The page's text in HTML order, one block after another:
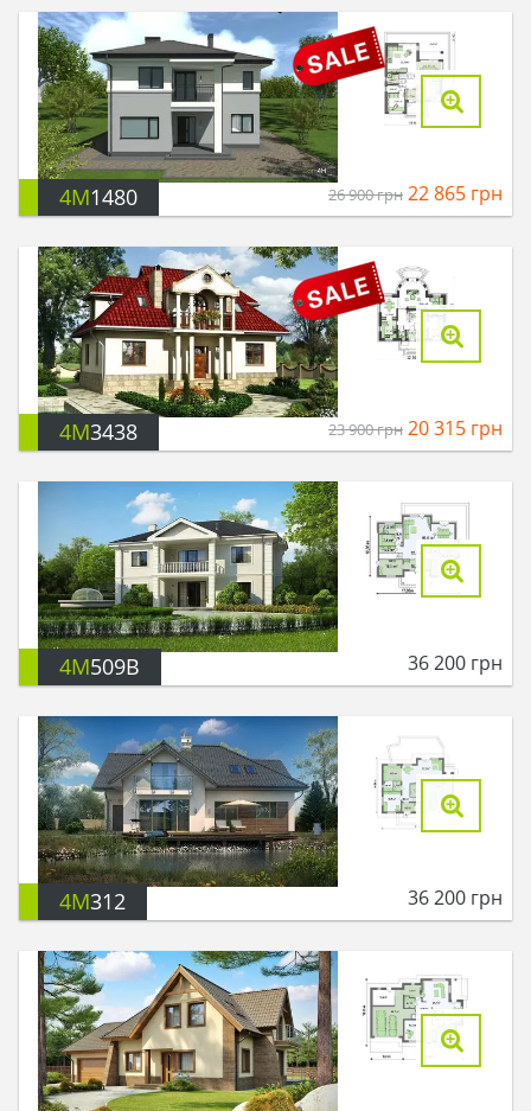
4M1480 26 900грн 22 865 грн
4M3438 23 900грн 20 315 грн
4M509B 36 200 грн
4M312 36 200 грн